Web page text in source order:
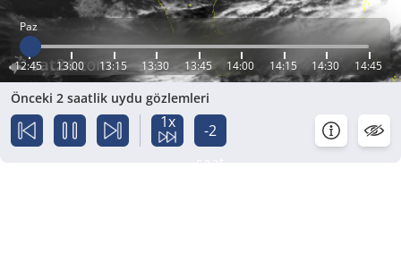
Paz
12:45 13:00 13:15 13:30 13:45 14:00 14:15 14:30 14:45
Önceki 2 saatlik uydu gözlemleri
1x
-2